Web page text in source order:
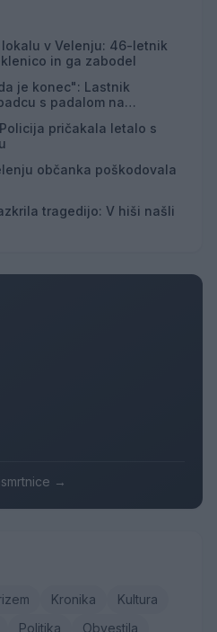
v Velenju: 46-letnik
in ga zabodel
je konec": Lastnik
s padalom na
pričakala letalo s
občanka poškodovala
tragedijo: V hiši našli
→
Kronika
Kultura
Politika
Obvestila